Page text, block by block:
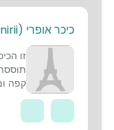
כיכר אופרי (Piața Unirii)
זו
קפה